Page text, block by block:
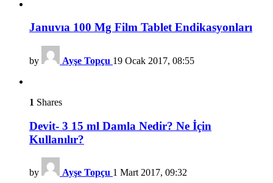
Januvıa 100 Mg Film Tablet Endikasyonları
by Ayşe Topçu 19 Ocak 2017, 08:55
1 Shares
Devit- 3 15 ml Damla Nedir? Ne İçin
Kullanılır?
by Ayşe Topçu 1 Mart 2017, 09:32